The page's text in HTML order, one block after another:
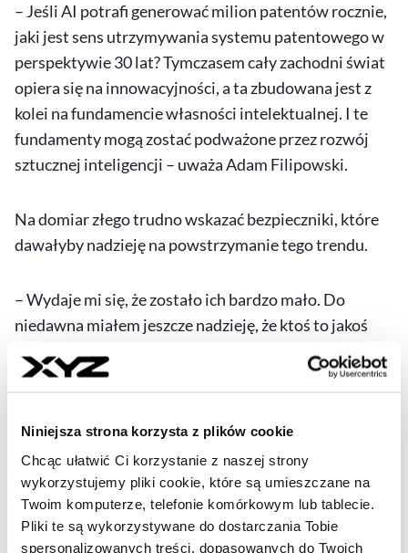
Niniejsza strona korzysta z plików cookie
Chcąc ułatwić Ci korzystanie z naszej strony
wykorzystujemy pliki cookie, które są umieszczane na
Twoim komputerze, telefonie komórkowym lub tablecie.
Pliki te są wykorzystywane do dostarczania Tobie
spersonalizowanych treści, dopasowanych do Twoich
– Jeśli AI potrafi generować milion patentów rocznie,
jaki jest sens utrzymywania systemu patentowego w
perspektywie 30 lat? Tymczasem cały zachodni świat
opiera się na innowacyjności, a ta zbudowana jest z
kolei na fundamencie własności intelektualnej. I te
fundamenty mogą zostać podważone przez rozwój
sztucznej inteligencji – uważa Adam Filipowski.
Na domiar złego trudno wskazać bezpieczniki, które
dawałyby nadzieję na powstrzymanie tego trendu.
– Wydaje mi się, że zostało ich bardzo mało. Do
niedawna miałem jeszcze nadzieję, że ktoś to jakoś
opodatkuje. Ale teraz – wraz z rozwojem hardware'u
umożliwiającego rozwój sztucznej inteligencji na
bardzo trudno będzie to wymusić czy nawet
nadzorować – uważa twórca Mycelium Lab.
Optymizm mimo niepokoju